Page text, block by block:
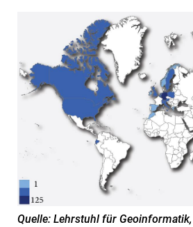
Quelle: Lehrstuhl für